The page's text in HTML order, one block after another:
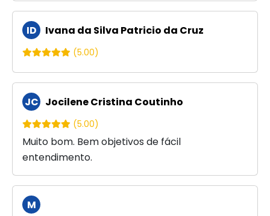
ID Ivana da Silva Patricio da Cruz
(5.00)
JC Jocilene Cristina Coutinho
(5.00)
Muito bom. Bem objetivos de fácil
entendimento.
M